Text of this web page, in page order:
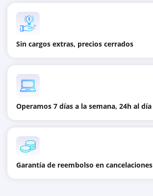
Sin cargos extras, precios cerrados
Operamos 7 días a la semana, 24h al día
Garantía de reembolso en cancelaciones